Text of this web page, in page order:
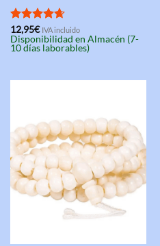
Valorado
con4.67
de 5
12,95€ IVA incluido
Disponibilidad en Almacén (7-
10 días laborables)